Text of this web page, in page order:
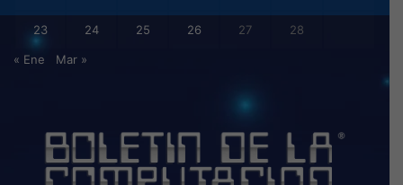
23 24 25 26 27 28
« Ene Mar »